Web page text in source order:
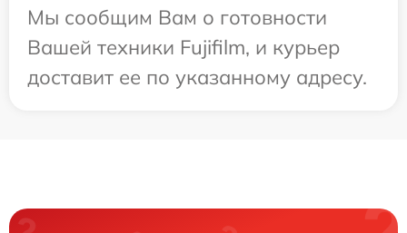
Мы сообщим Вам о готовности
Вашей техники Fujifilm, и курьер
доставит ее по указанному адресу.